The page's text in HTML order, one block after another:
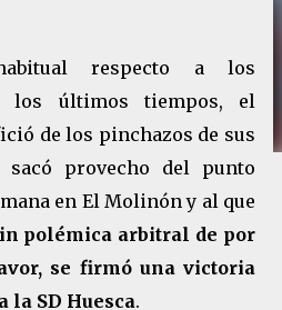
respecto a los
los últimos tiempos, el
de los pinchazos de sus
provecho del punto
en El Molinón y al que
polémica arbitral de por
se firmó una victoria
la SD Huesca.